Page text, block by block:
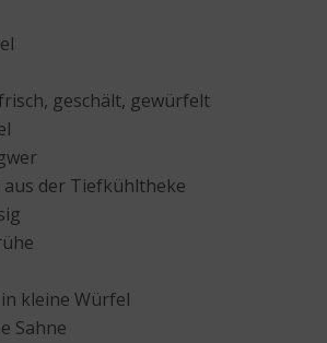
geschält, gewürfelt
aus der Tiefkühltheke
kleine Würfel
Sahne